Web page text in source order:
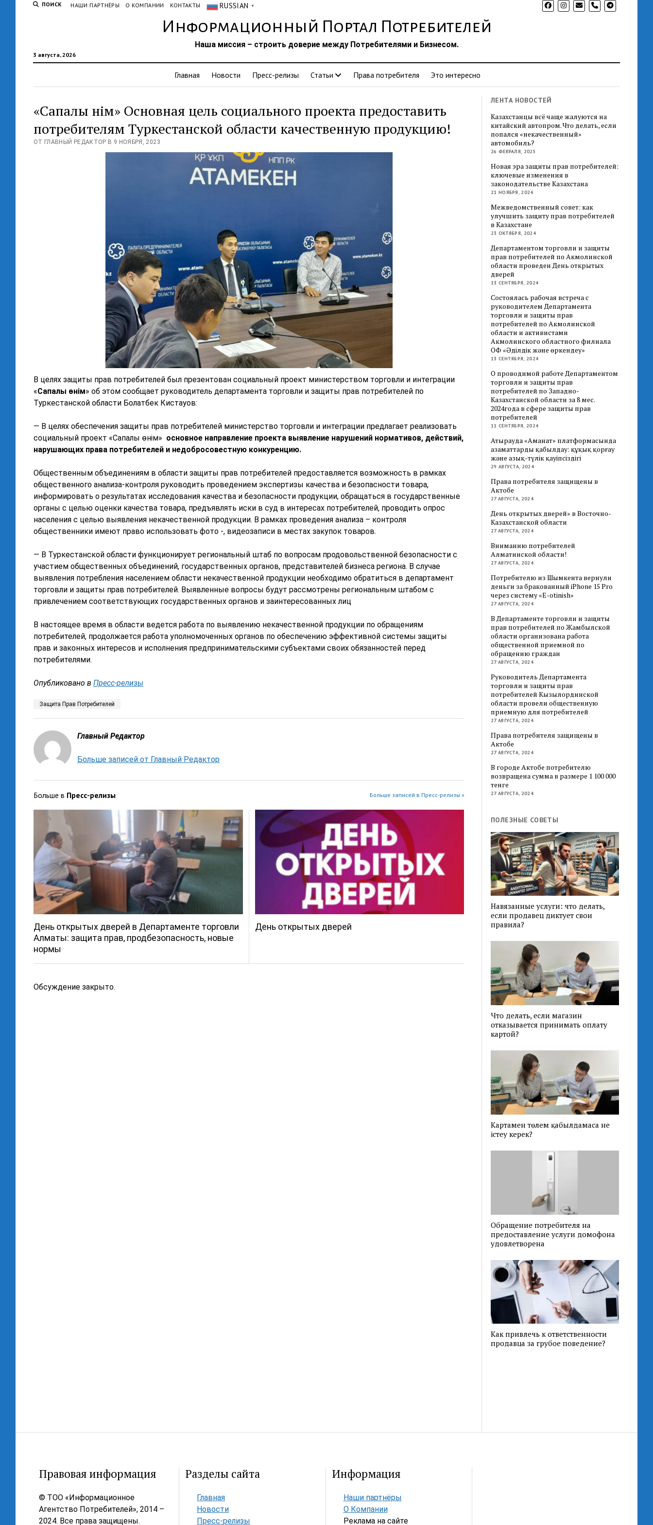
ПОИСК НАШИ ПАРТНЁРЫ О КОМПАНИИ КОНТАКТЫ RUSSIAN ▼ phone
Информационный Портал Потребителей
3 августа, 2026
Наша миссия – строить доверие между Потребителями и Бизнесом.
Главная Новости Пресс-релизы Статьи Права потребителя Это интересно
«Сапалы өнім» Основная цель социального проекта предоставить
потребителям Туркестанской области качественную продукцию!
ОТ ГЛАВНЫЙ РЕДАКТОР В 9 НОЯБРЯ, 2023
В целях защиты прав потребителей был презентован социальный проект министерством торговли и интеграции
«Сапалы өнім» об этом сообщает руководитель департамента торговли и защиты прав потребителей по
Туркестанской области Болатбек Кистауов:
— В целях обеспечения защиты прав потребителей министерство торговли и интеграции предлагает реализовать
социальный проект «Сапалы өнім» основное направление проекта выявление нарушений нормативов, действий,
нарушающих права потребителей и недобросовестную конкуренцию.
Общественным объединениям в области защиты прав потребителей предоставляется возможность в рамках
общественного анализа-контроля руководить проведением экспертизы качества и безопасности товара,
информировать о результатах исследования качества и безопасности продукции, обращаться в государственные
органы с целью оценки качества товара, предъявлять иски в суд в интересах потребителей, проводить опрос
населения с целью выявления некачественной продукции. В рамках проведения анализа – контроля
общественники имеют право использовать фото -, видеозаписи в местах закупок товаров.
— В Туркестанской области функционирует региональный штаб по вопросам продовольственной безопасности с
участием общественных объединений, государственных органов, представителей бизнеса региона. В случае
выявления потребления населением области некачественной продукции необходимо обратиться в департамент
торговли и защиты прав потребителей. Выявленные вопросы будут рассмотрены региональным штабом с
привлечением соответствующих государственных органов и заинтересованных лиц
В настоящее время в области ведется работа по выявлению некачественной продукции по обращениям
потребителей, продолжается работа уполномоченных органов по обеспечению эффективной системы защиты
прав и законных интересов и исполнения предпринимательскими субъектами своих обязанностей перед
потребителями.
Опубликовано в Пресс-релизы
Защита Прав Потребителей
Главный Редактор
Больше записей от Главный Редактор
Больше в Пресс-релизы Больше записей в Пресс-релизы »
День открытых дверей в Департаменте торговли
Алматы: защита прав, продбезопасность, новые
нормы
День открытых дверей
Обсуждение закрыто.
ЛЕНТА НОВОСТЕЙ
Казахстанцы всё чаще жалуются на
китайский автопром. Что делать, если
попался «некачественный»
автомобиль?
26 ФЕВРАЛЯ, 2025
Новая эра защиты прав потребителей:
ключевые изменения в
законодательстве Казахстана
21 НОЯБРЯ, 2024
Межведомственный совет: как
улучшить защиту прав потребителей
в Казахстане
23 ОКТЯБРЯ, 2024
Департаментом торговли и защиты
прав потребителей по Акмолинской
области проведен День открытых
дверей
13 СЕНТЯБРЯ, 2024
Состоялась рабочая встреча с
руководителем Департамента
торговли и защиты прав
потребителей по Акмолинской
области и активистами
Акмолинского областного филиала
ОФ «Әділдік және өркендеу»
13 СЕНТЯБРЯ, 2024
О проводимой работе Департаментом
торговли и защиты прав
потребителей по Западно-
Казахстанской области за 8 мес.
2024года в сфере защиты прав
потребителей
11 СЕНТЯБРЯ, 2024
Атырауда «Аманат» платформасында
азаматтарды қабылдау: құқық қорғау
және азық-түлік қауіпсіздігі
29 АВГУСТА, 2024
Права потребителя защищены в
Актобе
27 АВГУСТА, 2024
День открытых дверей» в Восточно-
Казахстанской области
27 АВГУСТА, 2024
Вниманию потребителей
Алматинской области!
27 АВГУСТА, 2024
Потребителю из Шымкента вернули
деньги за бракованный iPhone 15 Pro
через систему «E-otinish»
27 АВГУСТА, 2024
В Департаменте торговли и защиты
прав потребителей по Жамбылской
области организована работа
общественной приемной по
обращению граждан
27 АВГУСТА, 2024
Руководитель Департамента
торговли и защиты прав
потребителей Кызылординской
области провели общественную
приемную для потребителей
27 АВГУСТА, 2024
Права потребителя защищены в
Актобе
27 АВГУСТА, 2024
В городе Актобе потребителю
возвращена сумма в размере 1 100 000
тенге
27 АВГУСТА, 2024
ПОЛЕЗНЫЕ СОВЕТЫ
Навязанные услуги: что делать,
если продавец диктует свои
правила?
Что делать, если магазин
отказывается принимать оплату
картой?
Картамен төлем қабылдамаса не
істеу керек?
Обращение потребителя на
предоставление услуги домофона
удовлетворена
Как привлечь к ответственности
продавца за грубое поведение?
Правовая информация
© ТОО «Информационное
Агентство Потребителей», 2014 –
2024. Все права защищены.
Разделы сайта
Главная
Новости
Пресс-релизы
Информация
Наши партнёры
О Компании
Реклама на сайте